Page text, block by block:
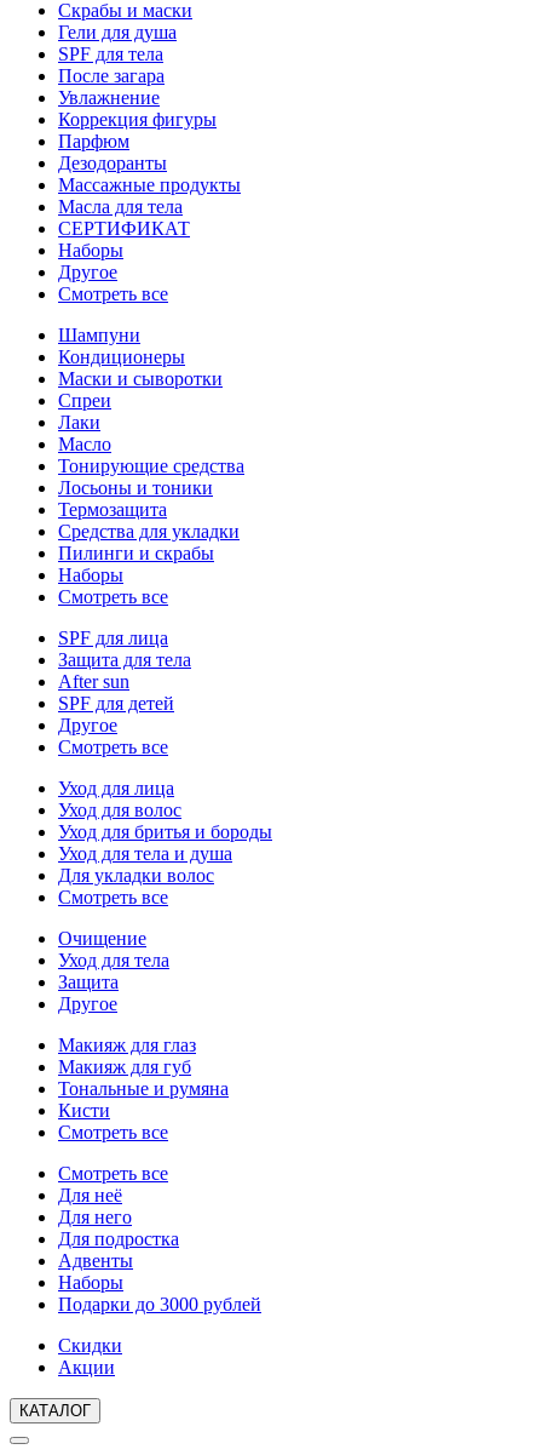
Скрабы и маски
Гели для душа
SPF для тела
После загара
Увлажнение
Коррекция фигуры
Парфюм
Дезодоранты
Массажные продукты
Масла для тела
СЕРТИФИКАТ
Наборы
Другое
Смотреть все
Шампуни
Кондиционеры
Маски и сыворотки
Спреи
Лаки
Масло
Тонирующие средства
Лосьоны и тоники
Термозащита
Средства для укладки
Пилинги и скрабы
Наборы
Смотреть все
SPF для лица
Защита для тела
After sun
SPF для детей
Другое
Смотреть все
Уход для лица
Уход для волос
Уход для бритья и бороды
Уход для тела и душа
Для укладки волос
Смотреть все
Очищение
Уход для тела
Защита
Другое
Макияж для глаз
Макияж для губ
Тональные и румяна
Кисти
Смотреть все
Смотреть все
Для неё
Для него
Для подростка
Адвенты
Наборы
Подарки до 3000 рублей
Скидки
Акции
КАТАЛОГ